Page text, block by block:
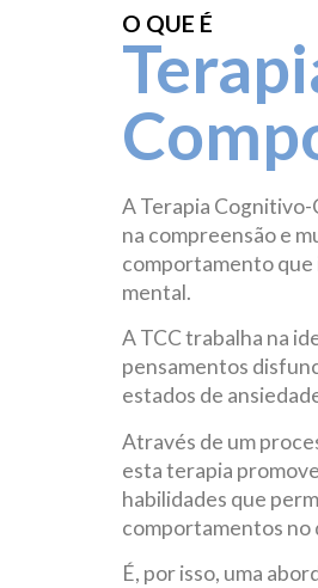
O QUE É
A Terapia
na compreensão e
comportamento que
mental.
A TCC trabalha na
pensamentos
estados de
Através de um
esta terapia
habilidades que
comportamentos no
É, por isso, uma